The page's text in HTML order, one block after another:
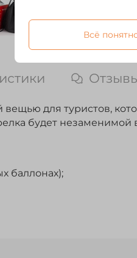
для туристов,
будет
баллонах);
Всё